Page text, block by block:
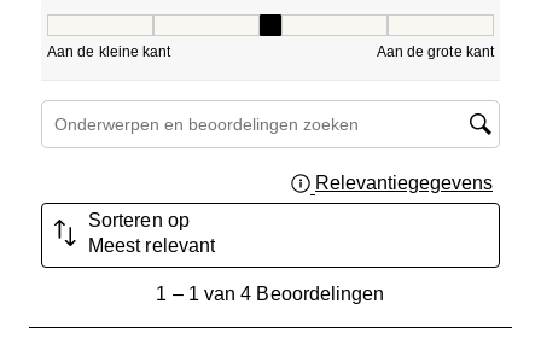
Aan de kleine kant Aan de grote kant
Onderwerpen en beoordelingen zoeken per regio
Relevantiegegevens
Sorteren op
Meest relevant
1 – 1 van 4 Beoordelingen